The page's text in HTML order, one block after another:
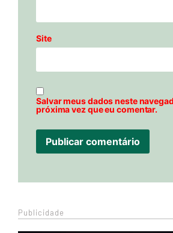
Site
Salvar meus dados neste
próxima vez que eu comentar.
Publicidade